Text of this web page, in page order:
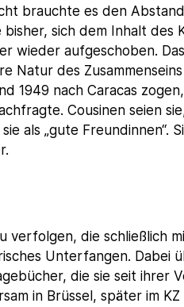
brauchte es den
sich dem Inhalt des
wieder aufgeschoben.
Natur des
1949 nach Caracas
Cousinen seien
als „gute Freundinnen“.
verfolgen, die schließlich
Unterfangen. Dabei
die sie seit ihrer
in Brüssel, später im